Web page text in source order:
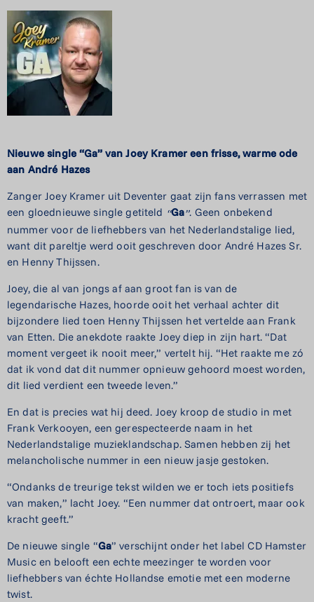
Nieuwe single “Ga” van Joey Kramer een frisse, warme ode
aan André Hazes
Zanger Joey Kramer uit Deventer gaat zijn fans verrassen met
een gloednieuwe single getiteld “Ga”. Geen onbekend
nummer voor de liefhebbers van het Nederlandstalige lied,
want dit pareltje werd ooit geschreven door André Hazes Sr.
en Henny Thijssen.
Joey, die al van jongs af aan groot fan is van de
legendarische Hazes, hoorde ooit het verhaal achter dit
bijzondere lied toen Henny Thijssen het vertelde aan Frank
van Etten. Die anekdote raakte Joey diep in zijn hart. “Dat
moment vergeet ik nooit meer,” vertelt hij. “Het raakte me zó
dat ik vond dat dit nummer opnieuw gehoord moest worden,
dit lied verdient een tweede leven.”
En dat is precies wat hij deed. Joey kroop de studio in met
Frank Verkooyen, een gerespecteerde naam in het
Nederlandstalige muzieklandschap. Samen hebben zij het
melancholische nummer in een nieuw jasje gestoken.
“Ondanks de treurige tekst wilden we er toch iets positiefs
van maken,” lacht Joey. “Een nummer dat ontroert, maar ook
kracht geeft.”
De nieuwe single “Ga” verschijnt onder het label CD Hamster
Music en belooft een echte meezinger te worden voor
liefhebbers van échte Hollandse emotie met een moderne
twist.